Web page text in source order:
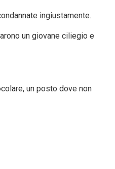
ingiustamente.
un giovane ciliegio e
un posto dove non